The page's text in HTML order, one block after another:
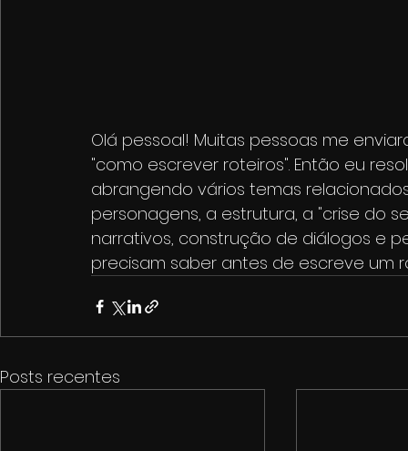
Olá pessoal! Muitas pessoas me
"como escrever roteiros". Então eu
abrangendo vários temas
personagens, a estrutura, a "crise do
narrativos, construção de diálogos e
precisam saber antes de escreve um
Posts recentes